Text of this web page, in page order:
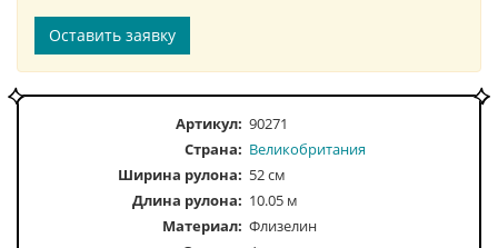
Оставить заявку
Артикул: 90271
Страна: Великобритания
Ширина рулона: 52 см
Длина рулона: 10.05 м
Материал: Флизелин